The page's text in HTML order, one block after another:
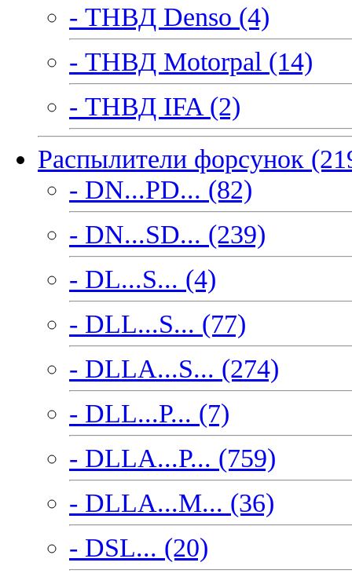
- ТНВД Denso (4)
- ТНВД Motorpal (14)
- ТНВД IFA (2)
Распылители форсунок
- DN...PD... (82)
- DN...SD... (239)
- DL...S... (4)
- DLL...S... (77)
- DLLA...S... (274)
- DLL...P... (7)
- DLLA...P... (759)
- DLLA...M... (36)
- DSL... (20)